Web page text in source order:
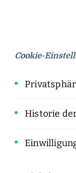
Cookie-
Historie